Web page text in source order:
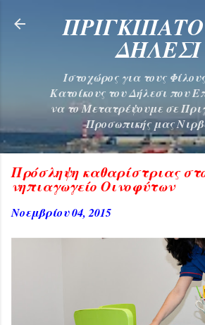
Μετάβαση στο κύριο
ΔΗΛΕΣΙ
Ιστοχώρος για τους
Κατοίκους του Δήλεσι που
να το Μετατρέψουμε σε
Προσωπικής μας
Πρόσληψη καθαρίστριας
νηπιαγωγείο Οινοφύτων
Νοεμβρίου 04, 2015